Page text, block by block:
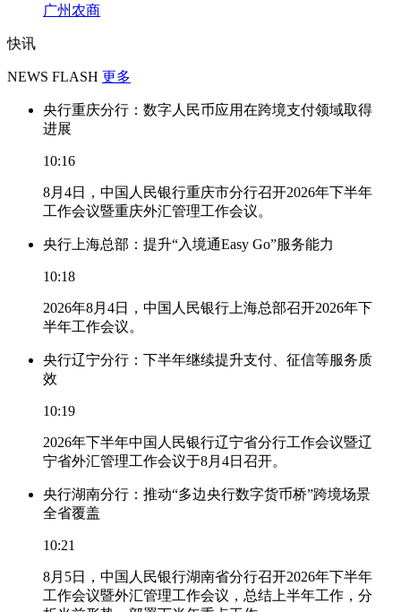
广州农商
快讯
NEWS FLASH 更多
央行重庆分行：数字人民币应用在跨境支付领域取得
进展
10:16
8月4日，中国人民银行重庆市分行召开2026年下半年
工作会议暨重庆外汇管理工作会议。
央行上海总部：提升“入境通Easy Go”服务能力
10:18
2026年8月4日，中国人民银行上海总部召开2026年下
半年工作会议。
央行辽宁分行：下半年继续提升支付、征信等服务质
效
10:19
2026年下半年中国人民银行辽宁省分行工作会议暨辽
宁省外汇管理工作会议于8月4日召开。
央行湖南分行：推动“多边央行数字货币桥”跨境场景
全省覆盖
10:21
8月5日，中国人民银行湖南省分行召开2026年下半年
工作会议暨外汇管理工作会议，总结上半年工作，分